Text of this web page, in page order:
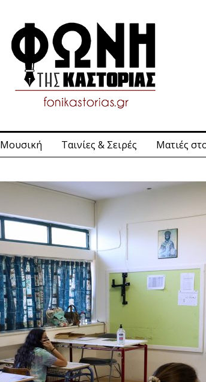
Μουσική Ταινίες & Σειρές Ματιές